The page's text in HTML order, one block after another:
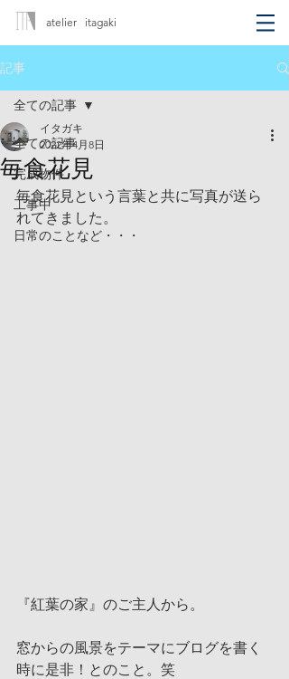
atelier itagaki
記事
全ての記事
完成物件
工事中
日常のことなど・・・
全ての記事
毎食花見
イタガキ
2022年4月8日
毎食花見という言葉と共に写真が送ら
れてきました。
『紅葉の家』のご主人から。
窓からの風景をテーマにブログを書く
時に是非！とのこと。笑